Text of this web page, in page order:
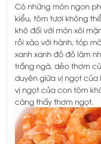
Có những món ngon
kiểu, tôm tươi không
khô đối với món xôi
rồi xào với hành, tóp
xanh xanh đỏ đỏ làm
trắng ngà, dẻo thơm
duyên giữa vị ngọt
vị ngọt của con tôm
càng thấy thơm ngọt.